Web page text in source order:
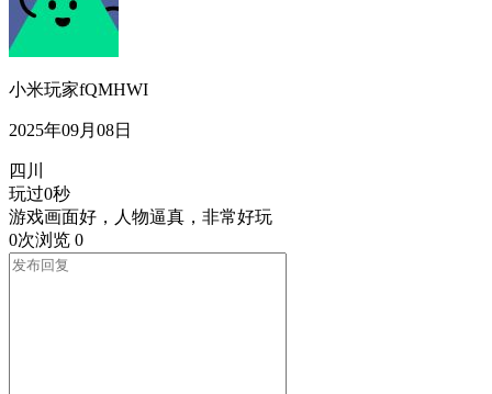
小米玩家fQMHWI
2025年09月08日
四川
玩过0秒
游戏画面好，人物逼真，非常好玩
0次浏览 0